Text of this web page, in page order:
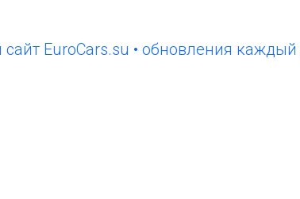
• обновления каждый день